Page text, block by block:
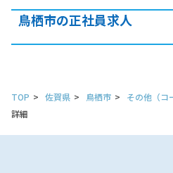
鳥栖市の正社員求人
TOP 佐賀県 鳥栖市 その他（コ
詳細